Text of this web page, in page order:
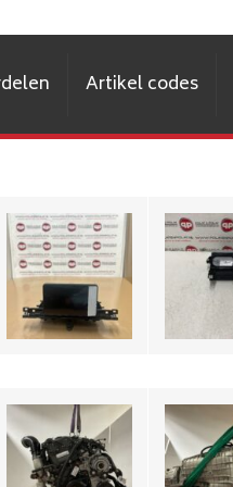
Artikel codes
A5 F5
Audi A5
Sportback. 45
TFSI Motor DDW
180 KW, 245 PS
Audi A5 F5A S-line
MF Stuur
Audi A5